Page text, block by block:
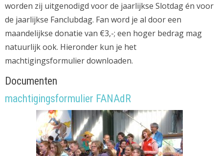
worden zij uitgenodigd voor de jaarlijkse Slotdag én voor
de jaarlijkse Fanclubdag. Fan word je al door een
maandelijkse donatie van €3,-; een hoger bedrag mag
natuurlijk ook. Hieronder kun je het
machtigingsformulier downloaden.
Documenten
machtigingsformulier FANAdR